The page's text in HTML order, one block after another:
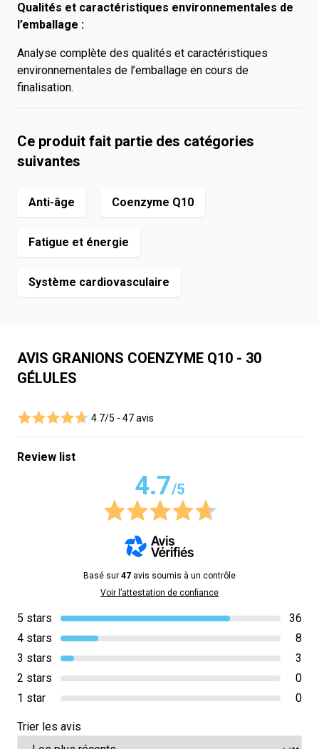
Qualités et caractéristiques environnementales de
l’emballage :
Analyse complète des qualités et caractéristiques
environnementales de l’emballage en cours de
finalisation.
Ce produit fait partie des catégories
suivantes
Anti-âge Coenzyme Q10
Fatigue et énergie
Système cardiovasculaire
AVIS GRANIONS COENZYME Q10 - 30
GÉLULES
4.7/5 - 47 avis
Review list
4.7/5
Basé sur 47 avis soumis à un contrôle
Voir l’attestation de confiance
5 stars
36
4 stars
8
3 stars
3
2 stars
0
1 star
0
Trier les avis